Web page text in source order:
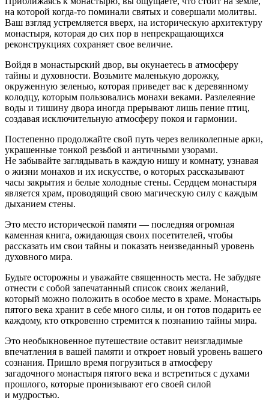
на которой когда-то поминали святых и совершали молитвы.
Ваш взгляд устремляется вверх, на историческую архитектуру
монастыря, которая до сих пор в непрекращающихся
реконструкциях сохраняет свое величие.
Войдя в монастырский двор, вы окунаетесь в атмосферу
тайны и духовности. Возьмите маленькую дорожку,
окруженную зеленью, которая приведет вас к деревянному
колодцу, которым пользовались монахи веками. Разлелеяние
воды и тишину двора иногда прерывают лишь пение птиц,
создавая исключительную атмосферу покоя и гармонии.
Постепенно продолжайте свой путь через великолепные арки,
украшенные тонкой резьбой и античными узорами.
Не забывайте заглядывать в каждую нишу и комнату, узнавая
о жизни монахов и их искусстве, о которых рассказывают
часы закрытия и белые холодные стены. Сердцем монастыря
является храм, проводящий свою магическую силу с каждым
дыханием стены.
Это место исторической памяти — последняя огромная
каменная книга, ожидающая своих посетителей, чтобы
рассказать им свои тайны и показать неизведанный уровень
духовного мира.
Будьте осторожны и уважайте священность места. Не забудьте
отнести с собой запечатанный список своих желаний,
который можно положить в особое место в храме. Монастырь
пятого века хранит в себе много силы, и он готов подарить ее
каждому, кто откровенно стремится к познанию тайны мира.
Это необыкновенное путешествие оставит неизгладимые
впечатления в вашей памяти и откроет новый уровень вашего
сознания. Пришло время погрузиться в атмосферу
загадочного монастыря пятого века и встретиться с духами
прошлого, которые пронизывают его своей силой
и мудростью.